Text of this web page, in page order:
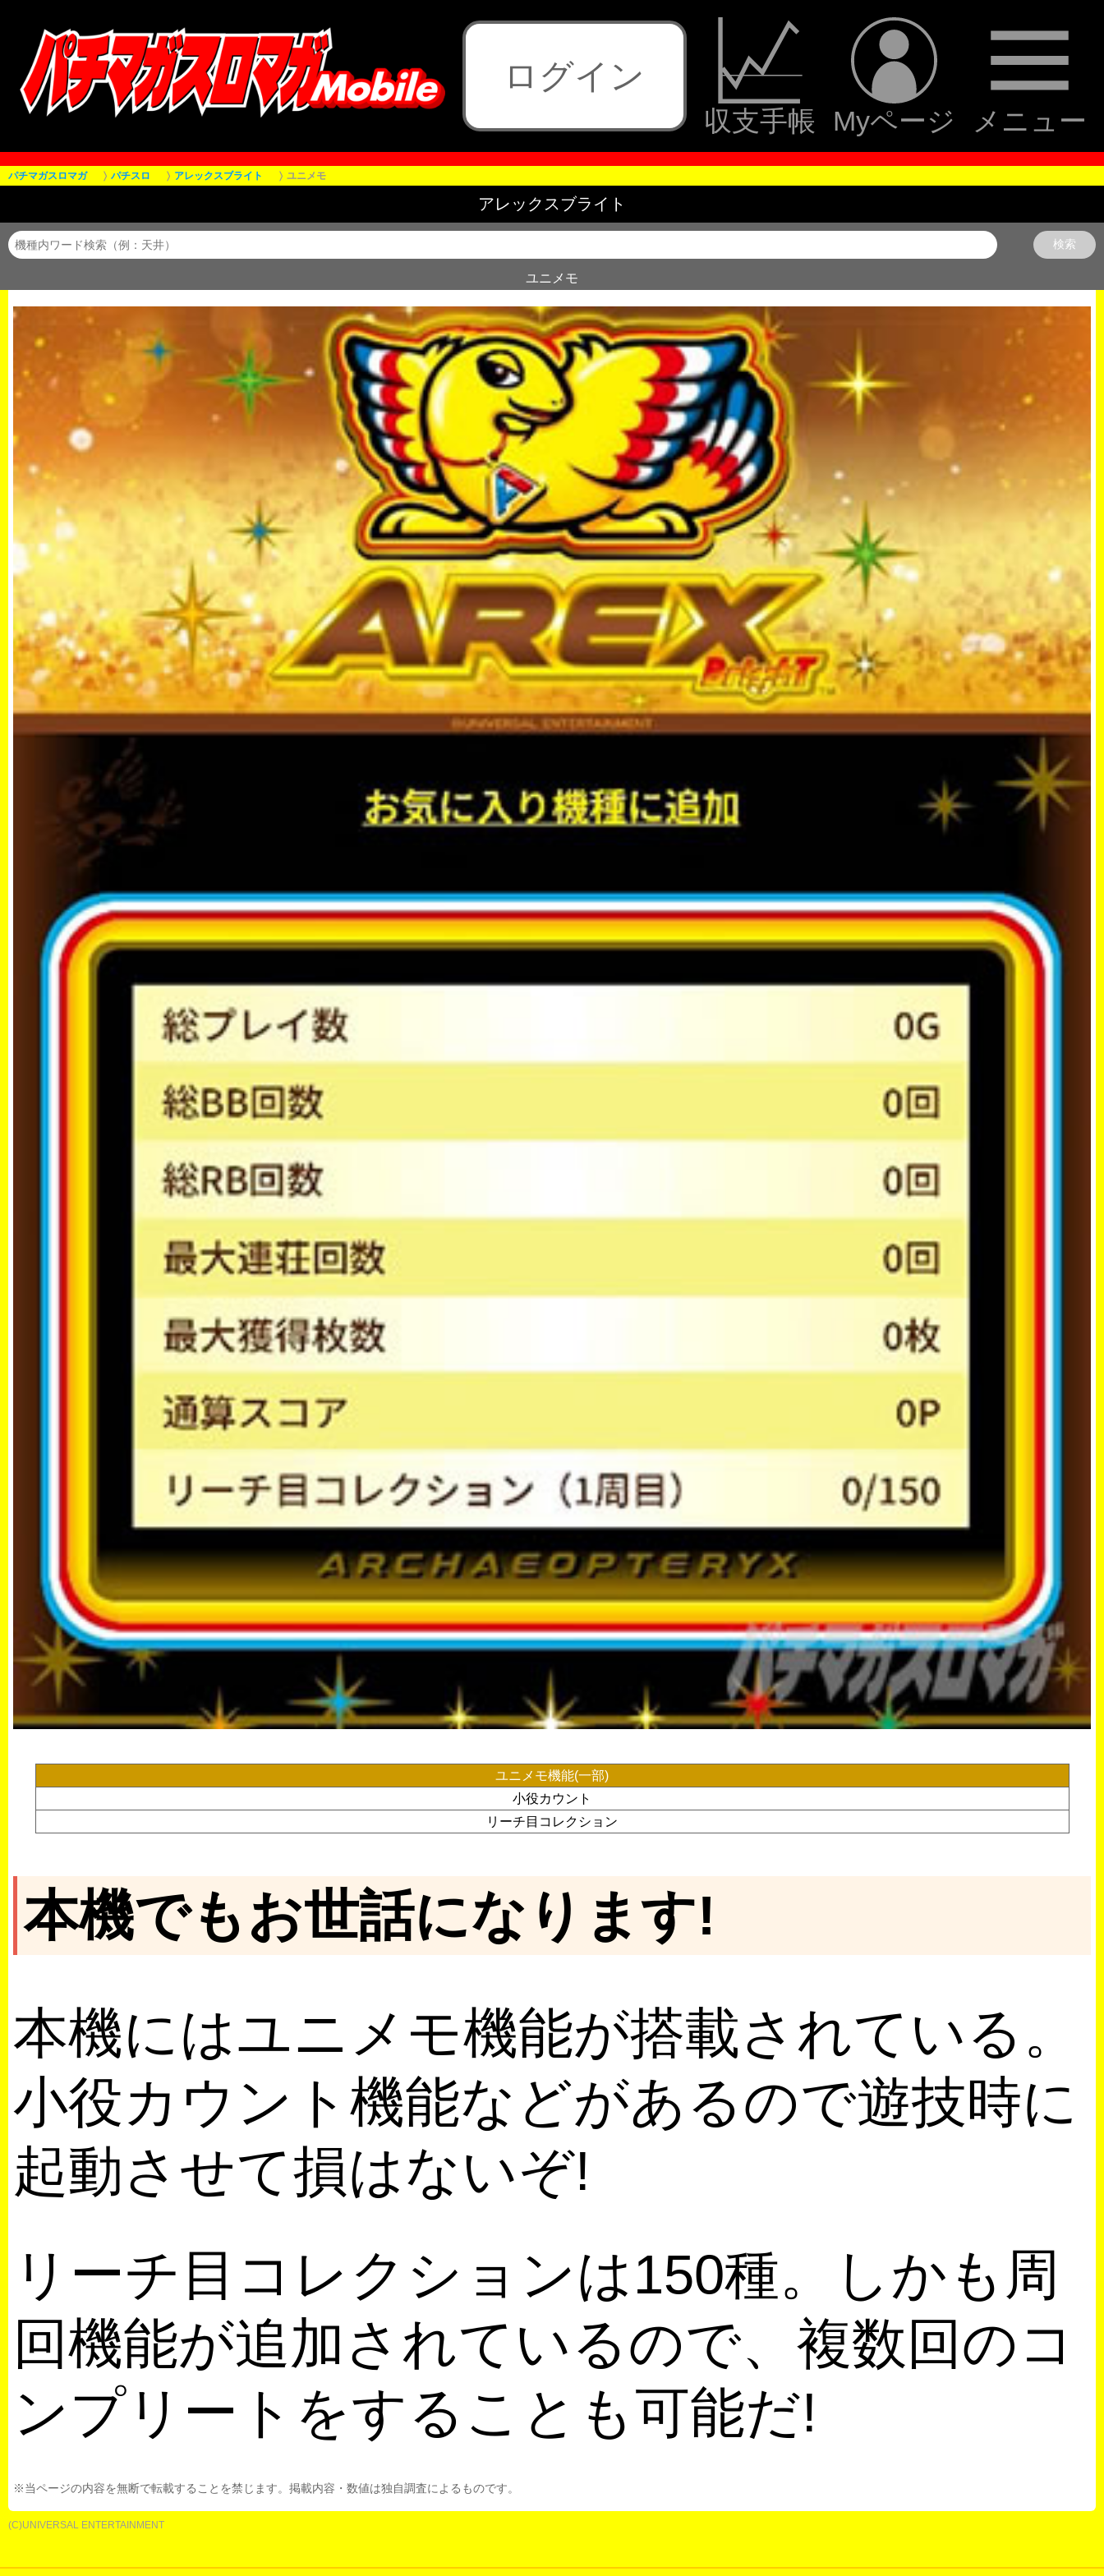
ログイン
収支手帳 Myページ メニュー
パチマガスロマガ パチスロ アレックスブライト ユニメモ
アレックスブライト
ユニメモ
ユニメモ機能(一部)
小役カウント
リーチ目コレクション
本機でもお世話になります!
本機にはユニメモ機能が搭載されている。
小役カウント機能などがあるので遊技時に
起動させて損はないぞ!
リーチ目コレクションは150種。しかも周
回機能が追加されているので、複数回のコ
ンプリートをすることも可能だ!
※当ページの内容を無断で転載することを禁じます。掲載内容・数値は独自調査によるものです。
(C)UNIVERSAL ENTERTAINMENT